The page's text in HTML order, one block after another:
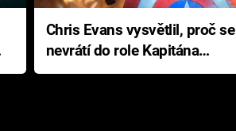
Chris Evans vysvětlil, proč se
nevrátí do role Kapitána
Ameriky